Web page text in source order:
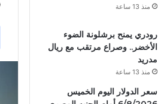
منذ 13 ساعة
رودري يمنح برشلونة الضوء
الأخضر.. وصراع مرتقب مع ريال
مدريد
منذ 13 ساعة
سعر الدولار اليوم الخميس